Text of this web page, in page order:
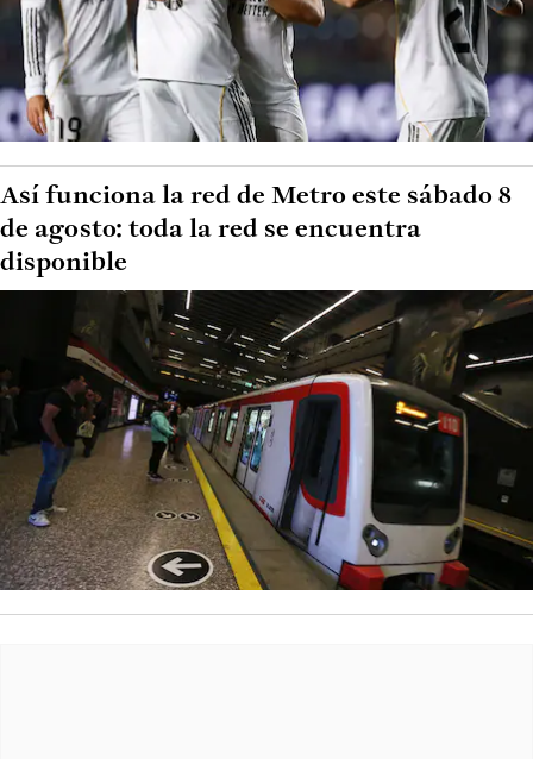
Así funciona la red de Metro este sábado 8
de agosto: toda la red se encuentra
disponible